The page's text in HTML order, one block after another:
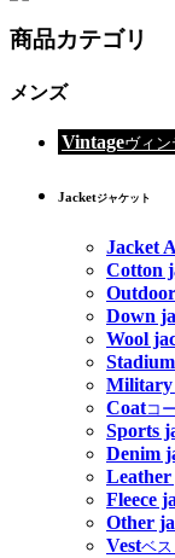
商品カテゴリ
メンズ
Vintageヴィン
Jacketジャケット
Jacket
Cotton
Down
Wool
Military
Coatコ
Sports
Denim
Leather
Fleece
Other
Vestベス